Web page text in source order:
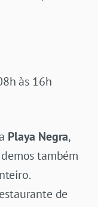
às 16h
Playa Negra,
também
de